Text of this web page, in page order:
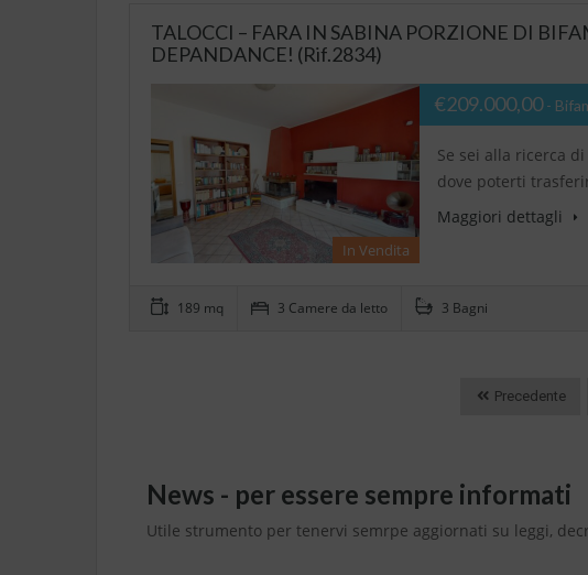
TALOCCI – FARA IN SABINA PORZIONE DI
DEPANDANCE! (Rif.2834)
In Vendita
€209.000,00-
Se sei alla ricerca
dove poterti
Maggiori dettagli
189 mq 3 Camere da letto 3 Bagni
Precedente
News - per essere sempre informati
Utile strumento per tenervi semrpe aggiornati su leggi,